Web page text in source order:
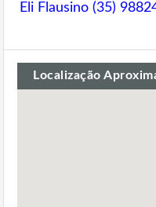
Eli Flausino (35)
Localização